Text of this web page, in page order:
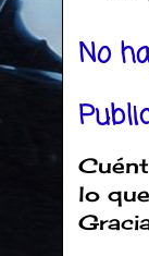
No
lo